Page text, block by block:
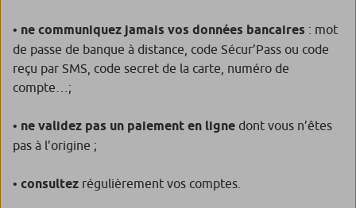
• ne communiquez jamais vos données bancaires : mot
de passe de banque à distance, code Sécur’Pass ou code
reçu par SMS, code secret de la carte, numéro de
compte…;
• ne validez pas un paiement en ligne dont vous n’êtes
pas à l’origine ;
• consultez régulièrement vos comptes.